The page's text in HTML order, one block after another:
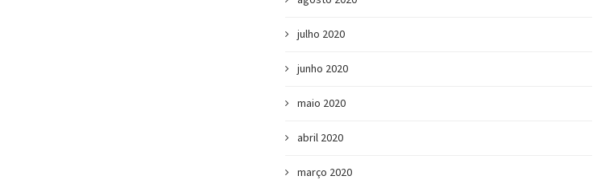
julho 2020
junho 2020
maio 2020
abril 2020
março 2020